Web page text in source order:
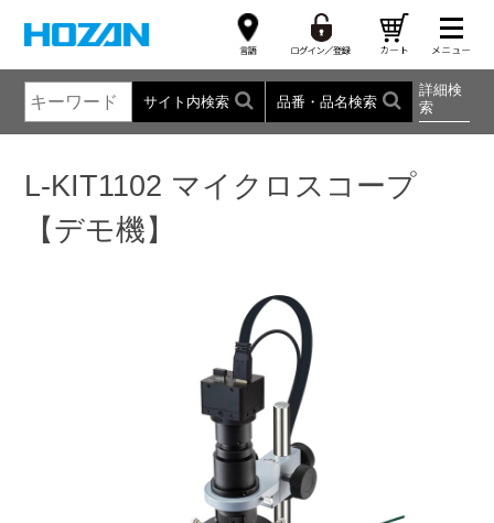
サイト内検索 品番・品名検索
詳細検
索
L-KIT1102 マイクロスコープ
【デモ機】